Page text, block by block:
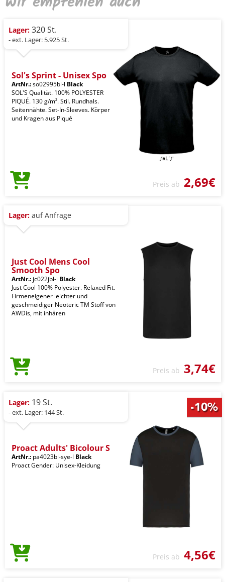
Lager: 320 St.
- ext. Lager: 5.925 St.
Sol's Sprint - Unisex Spo
ArtNr.:so02995bl-l Black
SOL'S Qualität. 100% POLYESTER
PIQUÉ. 130 g/m². Stil. Rundhals.
Seitennähte. Set-In-Sleeves. Körper
und Kragen aus Piqué
Preis ab 2,69€
Lager: auf Anfrage
Just Cool Mens Cool
Smooth Spo
ArtNr.: jc022jbl-l Black
Just Cool 100% Polyester. Relaxed Fit.
Firmeneigener leichter und
geschmeidiger Neoteric TM Stoff von
AWDis, mit inhären
Preis ab 3,74€
Lager: 19 St.
- ext. Lager: 144 St.
Proact Adults' Bicolour S
ArtNr.: pa4023bl-sye-l Black
Proact Gender: Unisex-Kleidung
Preis ab 4,56€